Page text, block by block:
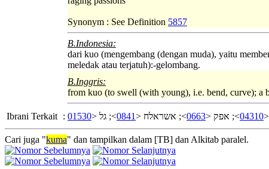
Synonym : See Definition 5857
B.Indonesia:
dari kuo (mengembang (dengan muda), yaitu
meledak atau terjatuh):-gelombang.
B.Inggris:
from kuo (to swell (with young), i.e. bend, curve);
Ibrani Terkait : 04310>; אפק <0663>; אשראלח <0841>; גל <01530
Cari juga "kuma" dan tampilkan dalam [TB] dan Alkitab paralel.